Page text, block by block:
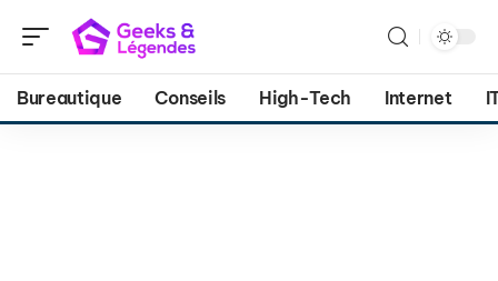
Bureautique Conseils High-Tech Internet